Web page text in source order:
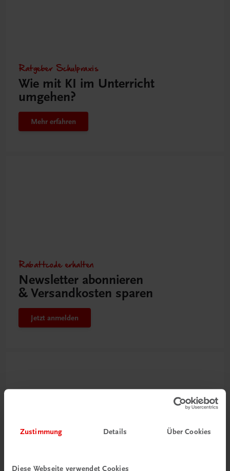
Zustimmung Details Über Cookies
Diese Webseite verwendet Cookies
Ratgeber Schulpraxis
Wie mit KI im Unterricht
umgehen?
Mehr erfahren
Rabattcode erhalten
Newsletter abonnieren
& Versandkosten sparen
Jetzt anmelden